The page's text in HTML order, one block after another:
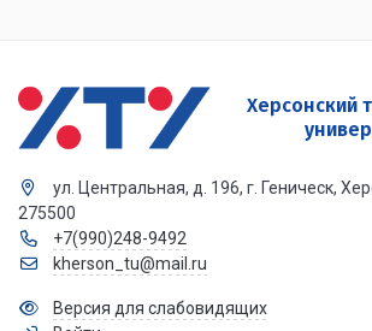
Херсонский
ул. Центральная, д. 196, г. Геническ,
275500
+7(990)248-9492
kherson_tu@mail.ru
Версия для слабовидящих